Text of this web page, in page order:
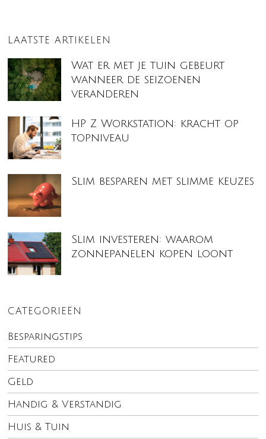
LAATSTE ARTIKELEN
Wat er met je tuin gebeurt
wanneer de seizoenen
veranderen
HP Z Workstation: kracht op
topniveau
Slim besparen met slimme keuzes
Slim investeren: waarom
zonnepanelen kopen loont
CATEGORIEËN
Besparingstips
Featured
Geld
Handig & Verstandig
Huis & Tuin